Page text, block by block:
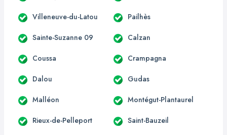
Villeneuve-du-Latou Pailhès
Sainte-Suzanne 09 Calzan
Coussa Crampagna
Dalou Gudas
Malléon Montégut-Plantaurel
Rieux-de-Pelleport Saint-Bauzeil